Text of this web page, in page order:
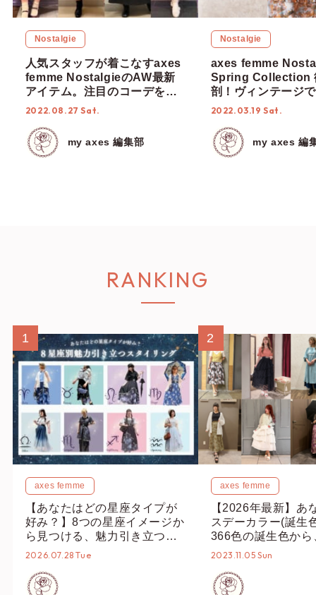
Nostalgie
人気スタッフが着こなすaxes
femme NostalgieのAW最新
アイテム。注目のコーデをご
紹介！
2022.08.27 Sat.
my axes 編集部
Nostalgie
axes femme
Spring Collection
剖！ヴィンテージ
アリーな世界観を
2022.03.19 Sat.
my axes 編
RANKING
1
axes femme
【あなたはどの星座タイプが
好み？】8つの星座イメージか
ら見つける、魅力引き立つス
タイリング♡
2026.07.28 Tue
2
axes femme
【2026年最新】あ
スデーカラー(誕生
366色の誕生色から
誕生色、バースデ
2023.11.05 Sun